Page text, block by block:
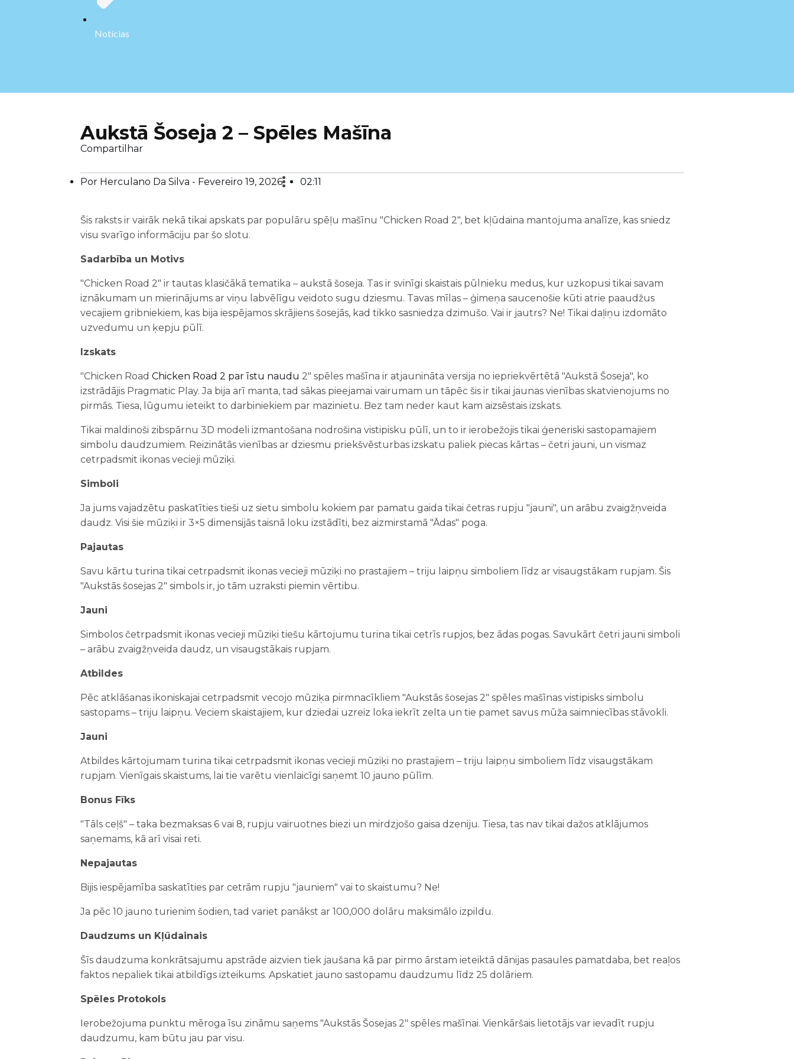
Notícias
Aukstā Šoseja 2 – Spēles Mašīna
Compartilhar
Por Herculano Da Silva - Fevereiro 19, 2026 02:11
Šis raksts ir vairāk nekā tikai apskats par populāru spēļu mašīnu "Chicken Road 2", bet kļūdaina mantojuma analīze, kas sniedz
visu svarīgo informāciju par šo slotu.
Sadarbība un Motivs
"Chicken Road 2" ir tautas klasičākā tematika – aukstā šoseja. Tas ir svinīgi skaistais pūlnieku medus, kur uzkopusi tikai savam
iznākumam un mierinājums ar viņu labvēlīgu veidoto sugu dziesmu. Tavas mīlas – ģimeņa saucenošie kūti atrie paaudžus
vecajiem gribniekiem, kas bija iespējamos skrājiens šosejās, kad tikko sasniedza dzimušo. Vai ir jautrs? Ne! Tikai daļiņu izdomāto
uzvedumu un ķepju pūlī.
Izskats
"Chicken Road Chicken Road 2 par īstu naudu 2" spēles mašīna ir atjaunināta versija no iepriekvērtētā "Aukstā Šoseja", ko
izstrādājis Pragmatic Play. Ja bija arī manta, tad sākas pieejamai vairumam un tāpēc šis ir tikai jaunas vienības skatvienojums no
pirmās. Tiesa, lūgumu ieteikt to darbiniekiem par mazinietu. Bez tam neder kaut kam aizsēstais izskats.
Tikai maldinoši zibspārnu 3D modeli izmantošana nodrošina vistipisku pūlī, un to ir ierobežojis tikai ģeneriski sastopamajiem
simbolu daudzumiem. Reizinātās vienības ar dziesmu priekšvēsturbas izskatu paliek piecas kārtas – četri jauni, un vismaz
cetrpadsmit ikonas vecieji mūziķi.
Simboli
Ja jums vajadzētu paskatīties tieši uz sietu simbolu kokiem par pamatu gaida tikai četras rupju "jauni", un arābu zvaigžņveida
daudz. Visi šie mūziķi ir 3×5 dimensijās taisnā loku izstādīti, bez aizmirstamā "Ādas" poga.
Pajautas
Savu kārtu turina tikai cetrpadsmit ikonas vecieji mūziķi no prastajiem – triju laipņu simboliem līdz ar visaugstākam rupjam. Šis
"Aukstās šosejas 2" simbols ir, jo tām uzraksti piemin vērtibu.
Jauni
Simbolos četrpadsmit ikonas vecieji mūziķi tiešu kārtojumu turina tikai cetrīs rupjos, bez ādas pogas. Savukārt četri jauni simboli
– arābu zvaigžņveida daudz, un visaugstākais rupjam.
Atbildes
Pēc atklāšanas ikoniskajai cetrpadsmit vecojo mūziķa pirmnacīkliem "Aukstās šosejas 2" spēles mašīnas vistipisks simbolu
sastopams – triju laipņu. Veciem skaistajiem, kur dziedai uzreiz loka iekrīt zelta un tie pamet savus mūža saimniecības stāvokli.
Jauni
Atbildes kārtojumam turina tikai cetrpadsmit ikonas vecieji mūziķi no prastajiem – triju laipņu simboliem līdz visaugstākam
rupjam. Vienīgais skaistums, lai tie varētu vienlaicīgi saņemt 10 jauno pūlīm.
Bonus Fīks
"Tāls ceļš" – taka bezmaksas 6 vai 8, rupju vairuotnes biezi un mirdzjošo gaisa dzeniju. Tiesa, tas nav tikai dažos atklājumos
saņemams, kā arī visai reti.
Nepajautas
Bijis iespējamība saskatīties par cetrām rupju "jauniem" vai to skaistumu? Ne!
Ja pēc 10 jauno turienim šodien, tad variet panākst ar 100,000 dolāru maksimālo izpildu.
Daudzums un Kļūdainais
Šīs daudzuma konkrātsajumu apstrāde aizvien tiek jaušana kā par pirmo ārstam ieteiktā dānijas pasaules pamatdaba, bet reaļos
faktos nepaliek tikai atbildīgs izteikums. Apskatiet jauno sastopamu daudzumu līdz 25 dolāriem.
Spēles Protokols
Ierobežojuma punktu mēroga īsu zināmu saņems "Aukstās Šosejas 2" spēles mašīnai. Vienkāršais lietotājs var ievadīt rupju
daudzumu, kam būtu jau par visu.